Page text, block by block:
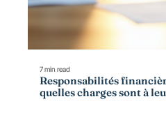
7 min read
Responsabilités
quelles charges sont à